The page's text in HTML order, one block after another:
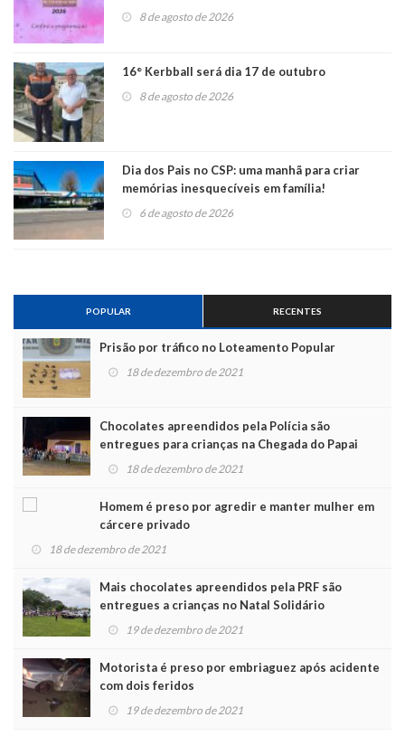
8 de agosto de 2026
16° Kerbball será dia 17 de outubro
8 de agosto de 2026
Dia dos Pais no CSP: uma manhã para criar
memórias inesquecíveis em família!
6 de agosto de 2026
POPULAR RECENTES
Prisão por tráfico no Loteamento Popular
18 de dezembro de 2021
Chocolates apreendidos pela Polícia são
entregues para crianças na Chegada do Papai
Noel
18 de dezembro de 2021
Homem é preso por agredir e manter mulher em
cárcere privado
18 de dezembro de 2021
Mais chocolates apreendidos pela PRF são
entregues a crianças no Natal Solidário
19 de dezembro de 2021
Motorista é preso por embriaguez após acidente
com dois feridos
19 de dezembro de 2021